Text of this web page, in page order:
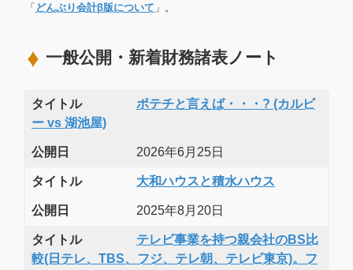
「 どんぶり会計β版について 」。
一般公開・新着財務諸表ノート
タイトル
ポテチと言えば・・・? (カルビ
ー vs 湖池屋)
公開日 2026年6月25日
タイトル 大和ハウスと積水ハウス
公開日 2025年8月20日
タイトル
テレビ事業を持つ親会社のBS比
較(日テレ、TBS、フジ、テレ朝、テレビ東京)。フ